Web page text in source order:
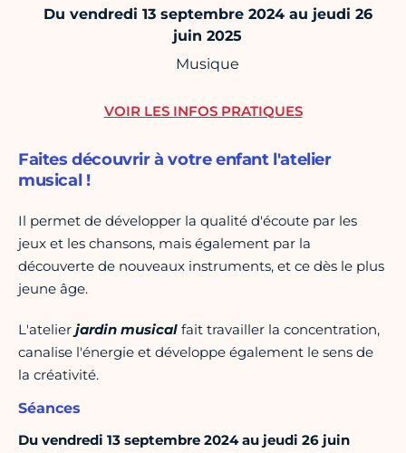
Du vendredi 13 septembre 2024 au jeudi 26
juin 2025
Musique
Faites découvrir à votre enfant l'atelier
musical !
Il permet de développer la qualité d'écoute par les
jeux et les chansons, mais également par la
découverte de nouveaux instruments, et ce dès le plus
jeune âge.
L'atelier jardin musical fait travailler la concentration,
canalise l'énergie et développe également le sens de
la créativité.
Séances
Du vendredi 13 septembre 2024 au jeudi 26 juin
VOIR LES INFOS PRATIQUES